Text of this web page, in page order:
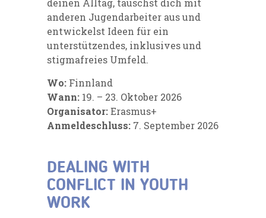
deinen Alltag, tauschst dich mit
anderen Jugendarbeiter aus und
entwickelst Ideen für ein
unterstützendes, inklusives und
stigmafreies Umfeld.
Wo: Finnland
Wann: 19. – 23. Oktober 2026
Organisator:Erasmus+
Anmeldeschluss: 7. September 2026
DEALING WITH
CONFLICT IN YOUTH
WORK